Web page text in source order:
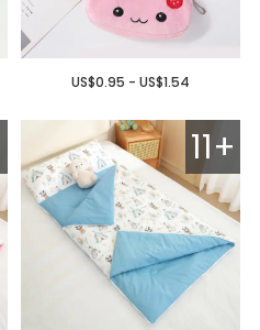
US$0.95 - US$1.54
11+